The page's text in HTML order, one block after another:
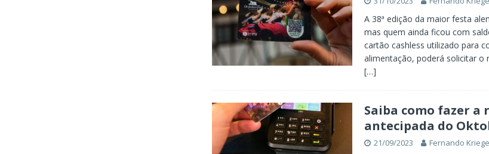
A 38ª edição da maior festa
mas quem ainda ficou com
cartão cashless utilizado para
alimentação, poderá solicitar o
[…]
Saiba como fazer a
antecipada do
21/09/2023 Fernando